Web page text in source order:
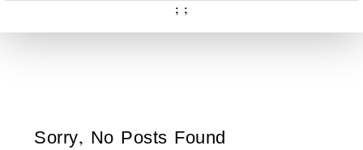
; ;
Sorry, No Posts Found